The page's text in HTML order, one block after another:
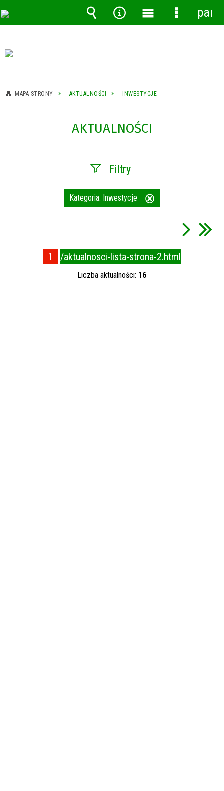
MAPA STRONY AKTUALNOŚCI INWESTYCJE
AKTUALNOŚCI
Filtry
Szukana fraza
—
Kategoria: Inwestycje
1 /aktualnosci-lista-strona-2.html
Liczba aktualności: 16
Wyszukiwarka
Narzędzia
MenuMenu